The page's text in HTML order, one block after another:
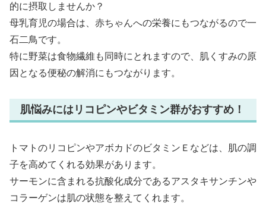
的に摂取しませんか？
母乳育児の場合は、赤ちゃんへの栄養にもつながるので一
石二鳥です。
特に野菜は食物繊維も同時にとれますので、肌くすみの原
因となる便秘の解消にもつながります。
肌悩みにはリコピンやビタミン群がおすすめ！
トマトのリコピンやアボカドのビタミンＥなどは、肌の調
子を高めてくれる効果があります。
サーモンに含まれる抗酸化成分であるアスタキサンチンや
コラーゲンは肌の状態を整えてくれます。